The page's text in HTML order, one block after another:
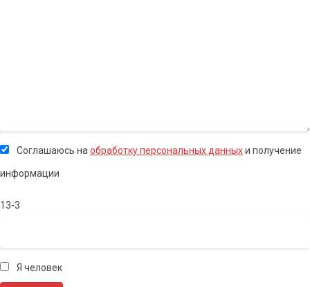
Соглашаюсь на обработку персональных данныхи получение
информации
13-3
Я человек